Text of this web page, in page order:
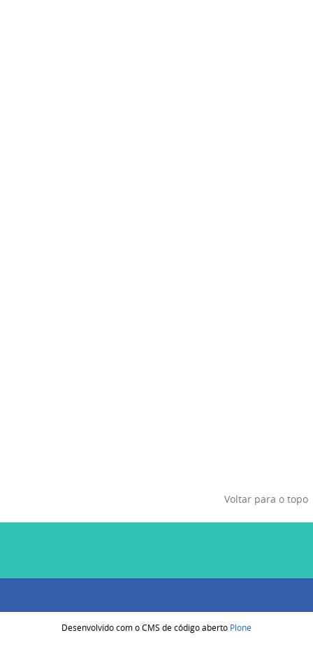
Voltar para o topo
Desenvolvido com o CMS de código aberto Plone